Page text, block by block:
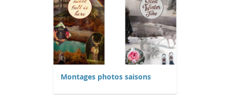
Montages photos saisons